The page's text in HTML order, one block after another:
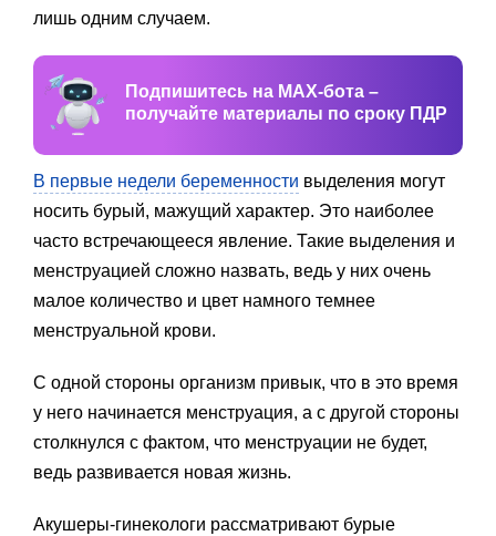
лишь одним случаем.
Подпишитесь на MAX-бота –
получайте материалы по сроку ПДР
В первые недели беременности выделения могут
носить бурый, мажущий характер. Это наиболее
часто встречающееся явление. Такие выделения и
менструацией сложно назвать, ведь у них очень
малое количество и цвет намного темнее
менструальной крови.
С одной стороны организм привык, что в это время
у него начинается менструация, а с другой стороны
столкнулся с фактом, что менструации не будет,
ведь развивается новая жизнь.
Акушеры-гинекологи рассматривают бурые